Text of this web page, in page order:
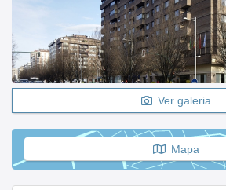
Ver galeria
Mapa